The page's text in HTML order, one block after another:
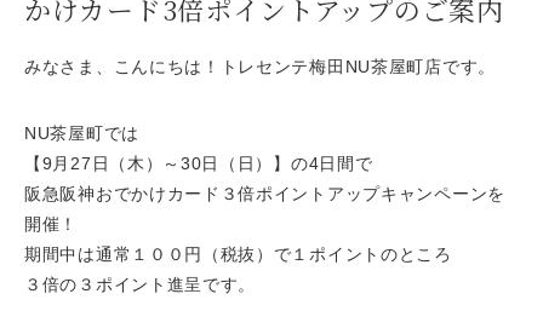
かけカード3倍ポイントアップのご案内
みなさま、こんにちは！トレセンテ梅田NU茶屋町店です。
NU茶屋町では
【9月27日（木）～30日（日）】の4日間で
阪急阪神おでかけカード３倍ポイントアップキャンペーンを
開催！
期間中は通常１００円（税抜）で１ポイントのところ
３倍の３ポイント進呈です。